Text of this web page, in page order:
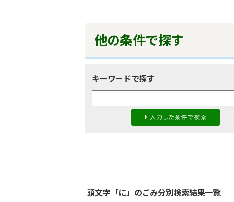
他の条件で探す
キーワードで探す
頭文字「に」のごみ分別検索結果一覧